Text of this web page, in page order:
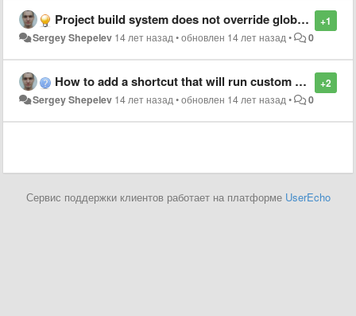
+1
Project build system does not override global one for same selector
Sergey Shepelev 14 лет назад•обновлен 14 лет назад• 0
+2
How to add a shortcut that will run custom build system on current file?
Sergey Shepelev 14 лет назад•обновлен 14 лет назад• 0
Сервис поддержки клиентов работает на платформе UserEcho